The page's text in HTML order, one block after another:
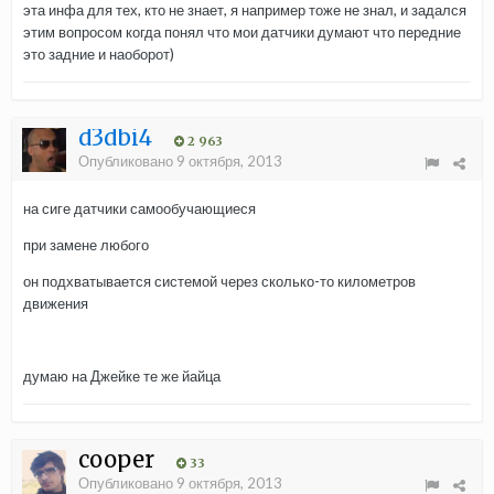
эта инфа для тех, кто не знает, я например тоже не знал, и задался
этим вопросом когда понял что мои датчики думают что передние
это задние и наоборот)
d3dbi4 2 963
Опубликовано 9 октября, 2013
на сиге датчики самообучающиеся
при замене любого
он подхватывается системой через сколько-то километров
движения
думаю на Джейке те же йайца
cooper 33
Опубликовано 9 октября, 2013